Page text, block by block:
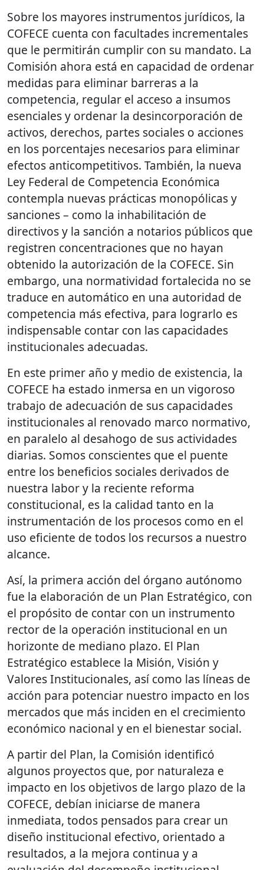
Sobre los mayores instrumentos jurídicos, la
COFECE cuenta con facultades incrementales
que le permitirán cumplir con su mandato. La
Comisión ahora está en capacidad de ordenar
medidas para eliminar barreras a la
competencia, regular el acceso a insumos
esenciales y ordenar la desincorporación de
activos, derechos, partes sociales o acciones
en los porcentajes necesarios para eliminar
efectos anticompetitivos. También, la nueva
Ley Federal de Competencia Económica
contempla nuevas prácticas monopólicas y
sanciones – como la inhabilitación de
directivos y la sanción a notarios públicos que
registren concentraciones que no hayan
obtenido la autorización de la COFECE. Sin
embargo, una normatividad fortalecida no se
traduce en automático en una autoridad de
competencia más efectiva, para lograrlo es
indispensable contar con las capacidades
institucionales adecuadas.
En este primer año y medio de existencia, la
COFECE ha estado inmersa en un vigoroso
trabajo de adecuación de sus capacidades
institucionales al renovado marco normativo,
en paralelo al desahogo de sus actividades
diarias. Somos conscientes que el puente
entre los beneficios sociales derivados de
nuestra labor y la reciente reforma
constitucional, es la calidad tanto en la
instrumentación de los procesos como en el
uso eficiente de todos los recursos a nuestro
alcance.
Así, la primera acción del órgano autónomo
fue la elaboración de un Plan Estratégico, con
el propósito de contar con un instrumento
rector de la operación institucional en un
horizonte de mediano plazo. El Plan
Estratégico establece la Misión, Visión y
Valores Institucionales, así como las líneas de
acción para potenciar nuestro impacto en los
mercados que más inciden en el crecimiento
económico nacional y en el bienestar social.
A partir del Plan, la Comisión identificó
algunos proyectos que, por naturaleza e
impacto en los objetivos de largo plazo de la
COFECE, debían iniciarse de manera
inmediata, todos pensados para crear un
diseño institucional efectivo, orientado a
resultados, a la mejora continua y a